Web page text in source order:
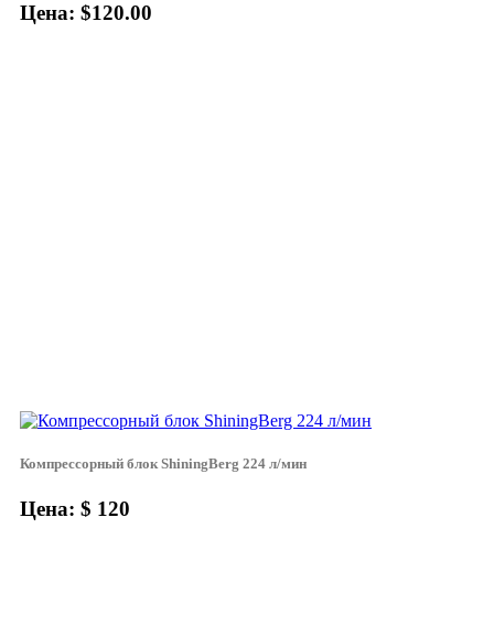
Цена: $120.00
Компрессорный блок ShiningBerg 224 л/мин
Цена: $ 120